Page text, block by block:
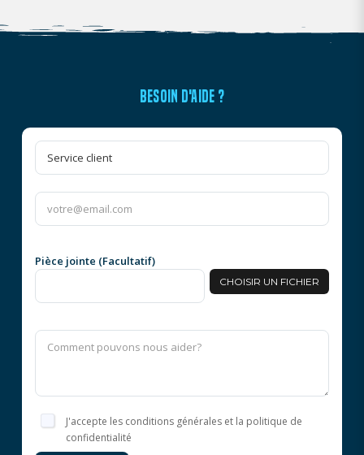
BESOIN D'AIDE ?
Pièce jointe (Facultatif)
CHOISIR UN FICHIER
J'accepte les conditions générales et la politique de
confidentialité